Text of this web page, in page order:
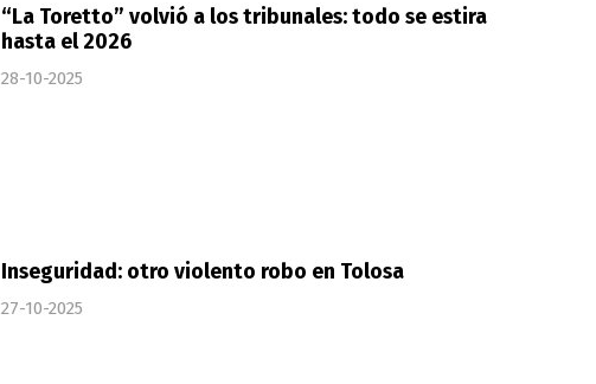
“La Toretto” volvió a los tribunales: todo se estira
hasta el 2026
28-10-2025
Inseguridad: otro violento robo en Tolosa
27-10-2025